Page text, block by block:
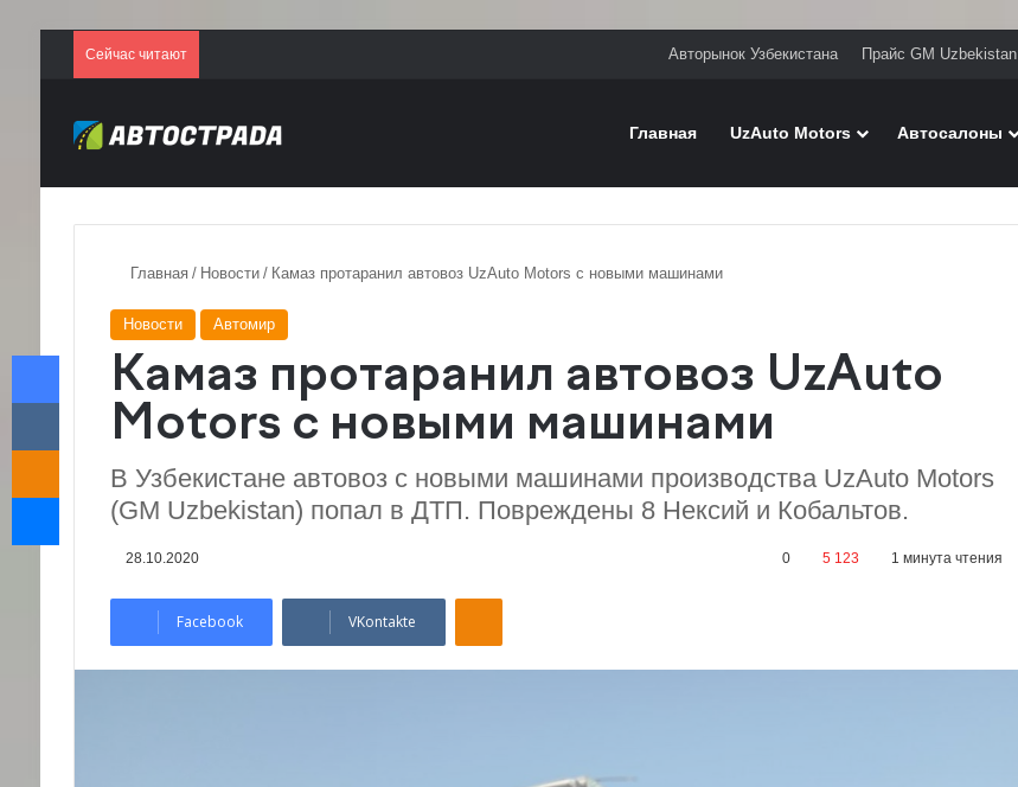
Сейчас читают Авторынок Узбекистана Прайс GM Uzbekistan
Главная UzAuto Motors Автосалоны
Главная / Новости / Камаз протаранил автовоз UzAuto Motors с новыми машинами
Новости Автомир
Камаз протаранил автовоз UzAuto
Motors с новыми машинами
В Узбекистане автовоз с новыми машинами производства UzAuto Motors
(GM Uzbekistan) попал в ДТП. Повреждены 8 Нексий и Кобальтов.
28.10.2020 0 5 123 1 минута чтения
Facebook VKontakte
Odnoklassniki
Facebook
VKontakte
Messenger